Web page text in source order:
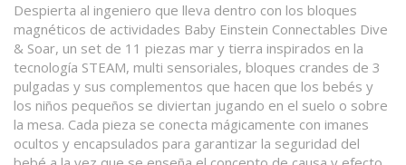
Despierta al ingeniero que lleva dentro con los bloques
magnéticos de actividades Baby Einstein Connectables Dive
& Soar, un set de 11 piezas mar y tierra inspirados en la
tecnología STEAM, multi sensoriales, bloques crandes de 3
pulgadas y sus complementos que hacen que los bebés y
los niños pequeños se diviertan jugando en el suelo o sobre
la mesa. Cada pieza se conecta mágicamente con imanes
ocultos y encapsulados para garantizar la seguridad del